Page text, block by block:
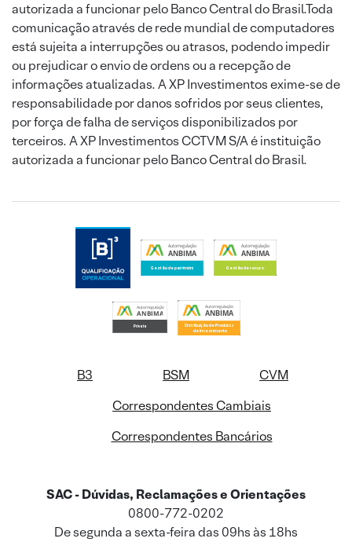
autorizada a funcionar pelo Banco Central do Brasil.Toda
comunicação através de rede mundial de computadores
está sujeita a interrupções ou atrasos, podendo impedir
ou prejudicar o envio de ordens ou a recepção de
informações atualizadas. A XP Investimentos exime-se de
responsabilidade por danos sofridos por seus clientes,
por força de falha de serviços disponibilizados por
terceiros. A XP Investimentos CCTVM S/A é instituição
autorizada a funcionar pelo Banco Central do Brasil.
B3 BSM
CVM
Correspondentes Cambiais
Correspondentes Bancários
SAC - Dúvidas, Reclamações e Orientações
0800-772-0202
De segunda a sexta-feira das 09hs às 18hs